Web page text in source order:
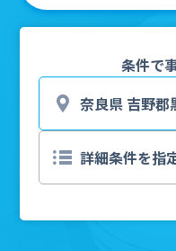
条件で